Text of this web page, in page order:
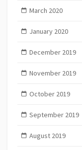
March 2020
January 2020
December 2019
November 2019
October 2019
September 2019
August 2019